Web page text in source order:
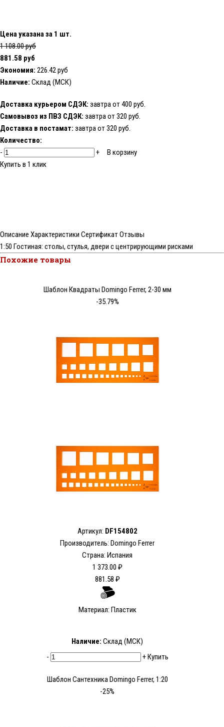
Цена указана за 1 шт.
1 108.00 руб
881.58 руб
Экономия: 226.42 руб
Наличие: Склад (МСК)
Доставка курьером СДЭК: завтра от 400 руб.
Самовывоз из ПВЗ СДЭК: завтра от 320 руб.
Доставка в постамат: завтра от 320 руб.
Количество:
-
+
В корзину
Купить в 1 клик
Описание Характеристики СертификатОтзывы
1:50 Гостиная: столы, стулья, двери с центрирующими рисками
Похожие товары
Шаблон Квадраты Domingo Ferrer, 2-30 мм
-35.79%
Артикул: DF154802
Производитель: Domingo Ferrer
Страна: Испания
1 373.00 ₽
881.58 ₽
Материал: Пластик
Наличие: Склад (МСК)
-
+Купить
Шаблон Сантехника Domingo Ferrer, 1:20
-25%